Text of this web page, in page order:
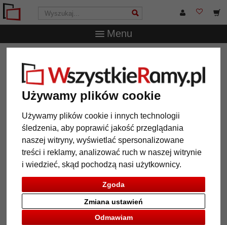
Używamy plików cookie
Używamy plików cookie i innych technologii
śledzenia, aby poprawić jakość przeglądania
naszej witryny, wyświetlać spersonalizowane
treści i reklamy, analizować ruch w naszej witrynie
i wiedzieć, skąd pochodzą nasi użytkownicy.
Zgoda
Odmawiam
Zmiana ustawień
Menu
Santa Coloma
Rama drewniana Santa Coloma
Powrót